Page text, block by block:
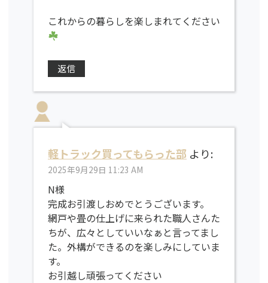
これからの暮らしを楽しまれてください
返信
軽トラック買ってもらった部 より:
2025年9月29日 11:23 AM
N様
完成お引渡しおめでとうございます。
網戸や畳の仕上げに来られた職人さんた
ちが、広々としていいなぁと言ってまし
た。外構ができるのを楽しみにしていま
す。
お引越し頑張ってください